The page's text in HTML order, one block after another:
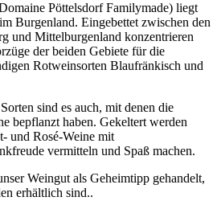
Pöttelsdorf Familymade) liegt
Burgenland. Eingebettet zwischen den
und Mittelburgenland konzentrieren
der beiden Gebiete für die
Rotweinsorten Blaufränkisch und
sind es auch, mit denen die
bepflanzt haben. Gekeltert werden
und Rosé-Weine mit
vermitteln und Spaß machen.
Weingut als Geheimtipp gehandelt,
erhältlich sind..